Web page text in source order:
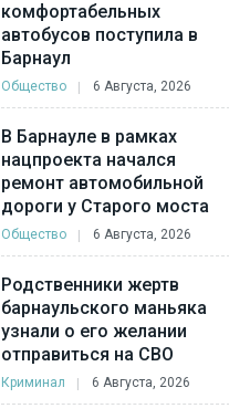
комфортабельных
автобусов поступила в
Барнаул
Общество 6 Августа, 2026
В Барнауле в рамках
нацпроекта начался
ремонт автомобильной
дороги у Старого моста
Общество 6 Августа, 2026
Родственники жертв
барнаульского маньяка
узнали о его желании
отправиться на СВО
Криминал 6 Августа, 2026